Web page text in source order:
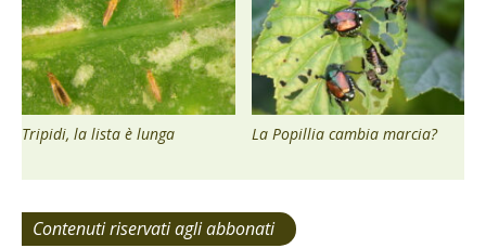
Tripidi, la lista è lunga La Popillia cambia marcia?
Contenuti riservati agli abbonati